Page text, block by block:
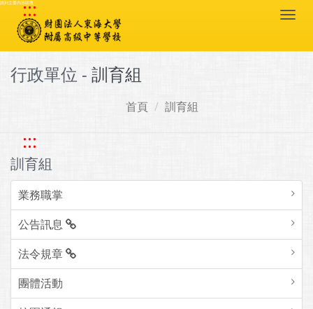
跳到主要內容區塊
:::
行政單位 - 訓育組
首頁 訓育組
:::
訓育組
業務職掌
公告訊息
法令規章
團體活動